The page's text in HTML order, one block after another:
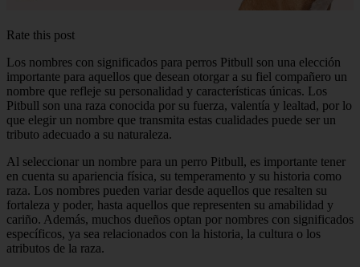
Rate this post
Los nombres con significados para perros Pitbull son una elección
importante para aquellos que desean otorgar a su fiel compañero un
nombre que refleje su personalidad y características únicas. Los
Pitbull son una raza conocida por su fuerza, valentía y lealtad, por lo
que elegir un nombre que transmita estas cualidades puede ser un
tributo adecuado a su naturaleza.
Al seleccionar un nombre para un perro Pitbull, es importante tener
en cuenta su apariencia física, su temperamento y su historia como
raza. Los nombres pueden variar desde aquellos que resalten su
fortaleza y poder, hasta aquellos que representen su amabilidad y
cariño. Además, muchos dueños optan por nombres con significados
específicos, ya sea relacionados con la historia, la cultura o los
atributos de la raza.